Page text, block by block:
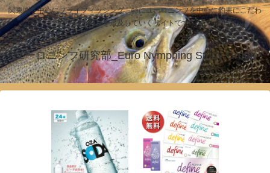
関東圏を中心にフライフィッシング、特にユーロニンフを中心に釣果にこだわ
った釣りを追及していくサイトです！
ユーロニンフ研究部_Euro Nymphing Study Group